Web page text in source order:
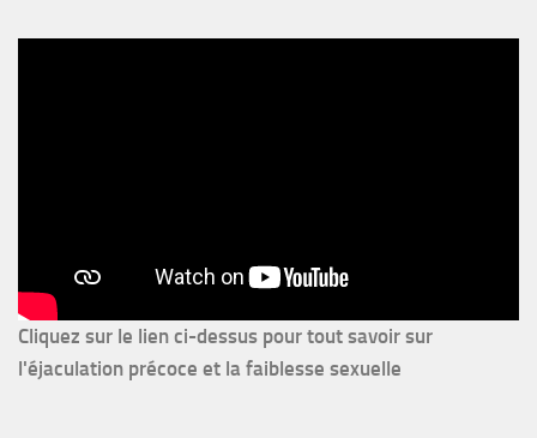
Cliquez sur le lien ci-dessus pour tout savoir sur
l'éjaculation précoce et la faiblesse sexuelle